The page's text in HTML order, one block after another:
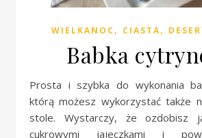
WIELKANOC, CIASTA,
Babka
Prosta i szybka do wykonania babka cytrynowa,
którą możesz wykorzystać także
stole. Wystarczy, że ozdobisz
cukrowymi jajeczkami i